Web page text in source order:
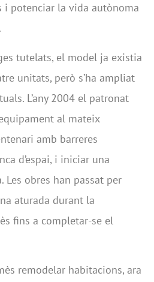
i potenciar la vida autònoma
tutelats, el model ja existia
unitats, però s’ha ampliat
L’any 2004 el patronat
al mateix
amb barreres
d’espai, i iniciar una
obres han passat per
aturada durant la
fins a completar-se el
remodelar habitacions, ara